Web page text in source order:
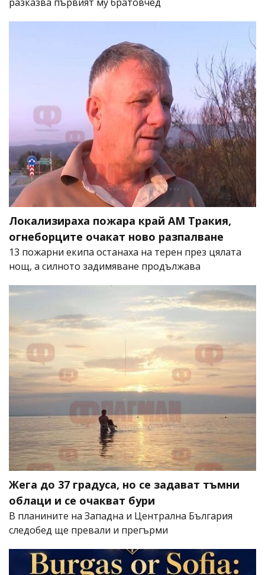
Локализираха пожара край АМ Тракия,
огнеборците очакат ново разпалване
13 пожарни екипа останаха на терен през цялата
нощ, а силното задимяване продължава
Жега до 37 градуса, но се задават тъмни
облаци и се очакват бури
В планините на Западна и Централна България
следобед ще превали и прегърми